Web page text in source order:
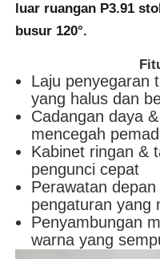
luar ruangan P3.91
busur 120°.
Laju penyegaran
yang halus dan
Cadangan daya
mencegah
Kabinet ringan &
pengunci cepat
Perawatan
pengaturan yang
Penyambungan
warna yang